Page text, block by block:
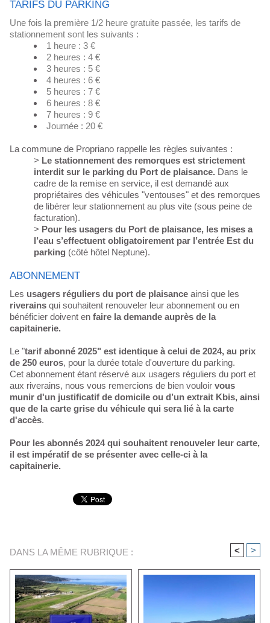
TARIFS DU PARKING
Une fois la première 1/2 heure gratuite passée, les tarifs de
stationnement sont les suivants :
​1 heure : 3 €
2 heures : 4 €
3 heures : 5 €
4 heures : 6 €
5 heures : 7 €
6 heures : 8 €
7 heures : 9 €
Journée : 20 €
La commune de Propriano rappelle les règles suivantes :
> Le stationnement des remorques est strictement
interdit sur le parking du Port de plaisance. Dans le
cadre de la remise en service, il est demandé aux
propriétaires des véhicules "ventouses" et des remorques
de libérer leur stationnement au plus vite (sous peine de
facturation).
> Pour les usagers du Port de plaisance, les mises a
l’eau s’effectuent obligatoirement par l’entrée Est du
parking (côté hôtel Neptune).
ABONNEMENT
Les usagers réguliers du port de plaisance ainsi que les
riverains qui souhaitent renouveler leur abonnement ou en
bénéficier doivent en faire la demande auprès de la
capitainerie.
Le "tarif abonné 2025" est identique à celui de 2024, au prix
de 250 euros, pour la durée totale d'ouverture du parking.
Cet abonnement étant réservé aux usagers réguliers du port et
aux riverains, nous vous remercions de bien vouloir vous
munir d'un justificatif de domicile ou d’un extrait Kbis, ainsi
que de la carte grise du véhicule qui sera lié à la carte
d'accès.
Pour les abonnés 2024 qui souhaitent renouveler leur carte,
il est impératif de se présenter avec celle-ci à la
capitainerie.
DANS LA MÊME RUBRIQUE : < >